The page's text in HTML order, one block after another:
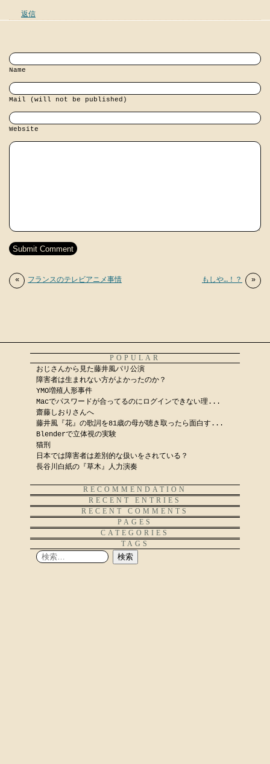
返信
Name
Mail (will not be published)
Website
« フランスのテレビアニメ事情 もしや…！？ »
POPULAR
おじさんから見た藤井風パリ公演
障害者は生まれない方がよかったのか？
YMO増殖人形事件
Macでパスワードが合ってるのにログインできない理...
齋藤しおりさんへ
藤井風『花』の歌詞を81歳の母が聴き取ったら面白す...
Blenderで立体視の実験
猫刑
日本では障害者は差別的な扱いをされている？
長谷川白紙の『草木』人力演奏
RECOMMENDATION
RECENT ENTRIES
RECENT COMMENTS
PAGES
CATEGORIES
TAGS